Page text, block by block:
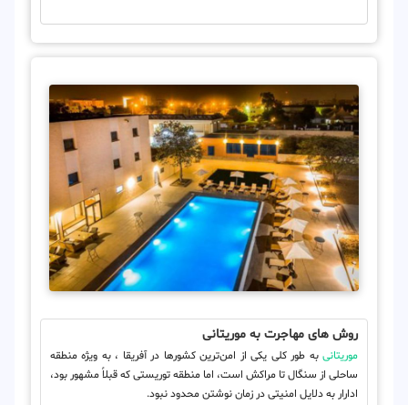
روش‌ های مهاجرت به موریتانی
موریتانی به طور کلی یکی از امن‌ترین کشورها در آفریقا ، به ویژه منطقه
ساحلی از سنگال تا مراکش است، اما منطقه توریستی که قبلاً مشهور بود،
ادارار به دلایل امنیتی در زمان نوشتن محدود نبود.